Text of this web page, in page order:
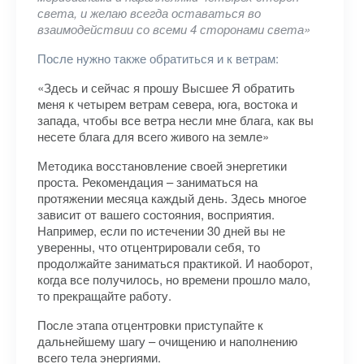
света, и желаю всегда оставаться во
взаимодействии со всеми 4 сторонами света»
После нужно также обратиться и к ветрам:
«Здесь и сейчас я прошу Высшее Я обратить
меня к четырем ветрам севера, юга, востока и
запада, чтобы все ветра несли мне блага, как вы
несете блага для всего живого на земле»
Методика восстановление своей энергетики
проста. Рекомендация – заниматься на
протяжении месяца каждый день. Здесь многое
зависит от вашего состояния, восприятия.
Например, если по истечении 30 дней вы не
уверенны, что отцентрировали себя, то
продолжайте заниматься практикой. И наоборот,
когда все получилось, но времени прошло мало,
то прекращайте работу.
После этапа отцентровки приступайте к
дальнейшему шагу – очищению и наполнению
всего тела энергиями.